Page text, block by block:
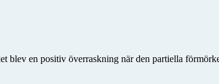
en positiv över­raskning när den partiella